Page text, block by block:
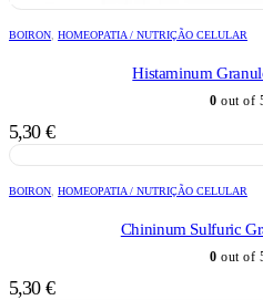
BOIRON HOMEOPATIA / NUTRIÇÃO CELULAR
Histaminum
0 out of
5,30 €
BOIRON HOMEOPATIA / NUTRIÇÃO CELULAR
Chininum Sulfuric
0 out of
5,30 €